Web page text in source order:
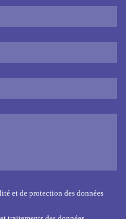
et de protection des données